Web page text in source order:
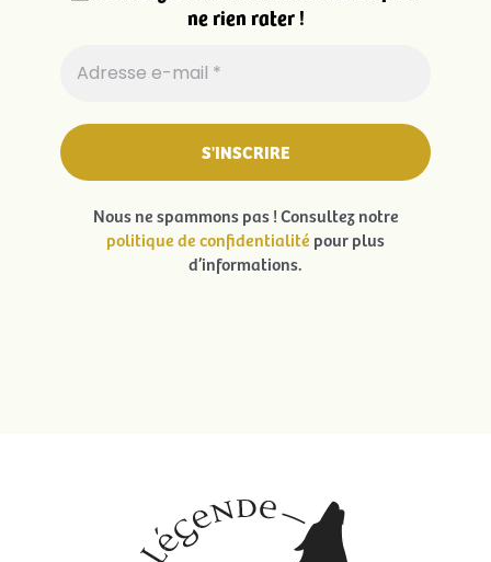
ne rien rater !
Nous ne spammons pas ! Consultez notre
politique de confidentialité pour plus
d’informations.